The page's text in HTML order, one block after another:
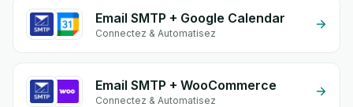
Email SMTP + Google Calendar
Connectez & Automatisez
Email SMTP + WooCommerce
Connectez & Automatisez